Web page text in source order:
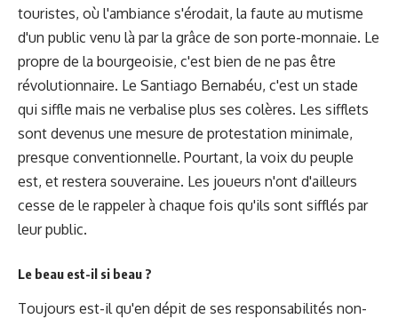
touristes, où l'ambiance s'érodait, la faute au mutisme
d'un public venu là par la grâce de son porte-monnaie. Le
propre de la bourgeoisie, c'est bien de ne pas être
révolutionnaire. Le Santiago Bernabéu, c'est un stade
qui siffle mais ne verbalise plus ses colères. Les sifflets
sont devenus une mesure de protestation minimale,
presque conventionnelle. Pourtant, la voix du peuple
est, et restera souveraine. Les joueurs n'ont d'ailleurs
cesse de le rappeler à chaque fois qu'ils sont sifflés par
leur public.
Le beau est-il si beau ?
Toujours est-il qu'en dépit de ses responsabilités non-